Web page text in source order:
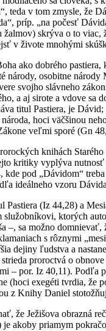
teda v tom zmysle, že
príp. „na počesť
skrýva o to viac,
v živote mnohými
ako dobrého
národy, osobitne
svojho slávneho
a aj sirote a vdove sa
titul Pastiera, je
hoci väčšinou
veľmi sporé (Gn
knihách
kritiky vyplýva nutnosť
kde pod „Dávidom“
ideálneho vzoru
Pastiera (Iz 44,28) a
služobníkovi, ktorých
–, sa možno
s rôznymi
dejiny ľudstva a
proroctvá o
– por. Iz 40,11). Podľa
(hoci exegéti tvrdia, že
z Knihy Daniel
že Ježišova obrazná
akoby priamym